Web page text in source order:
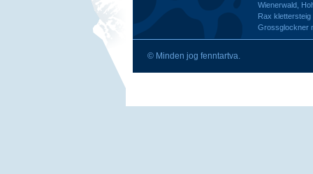
Wienerwald,
Rax
Grossglockner
© Minden jog fenntartva.